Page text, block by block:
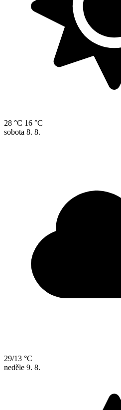
28 °C 16 °C
sobota 8. 8.
29/13 °C
neděle 9. 8.